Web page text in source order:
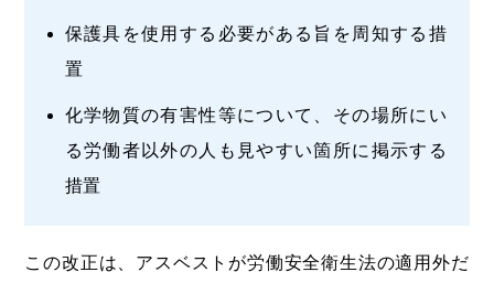
保護具を使用する必要がある旨を周知する措
置
化学物質の有害性等について、その場所にい
る労働者以外の人も見やすい箇所に掲示する
措置
この改正は、アスベストが労働安全衛生法の適用外だ